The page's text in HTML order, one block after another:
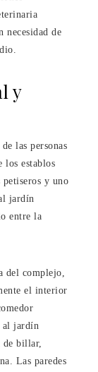
necesidad de
y
las personas
los establos
petiseros y uno
jardín
entre la
del complejo,
el interior
al jardín
de billar,
Las paredes